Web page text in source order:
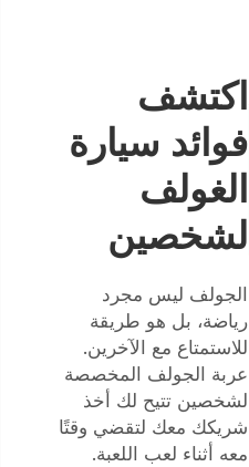
اكتشف
فوائد سيارة
الغولف
لشخصين
الجولف ليس مجرد
رياضة، بل هو طريقة
للاستمتاع مع الآخرين.
عربة الجولف المخصصة
لشخصين تتيح لك أخذ
شريكك معك لتقضي وقتًا
معه أثناء لعب اللعبة.